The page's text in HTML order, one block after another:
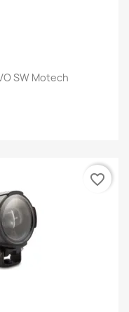
SW Motech
favorite_border